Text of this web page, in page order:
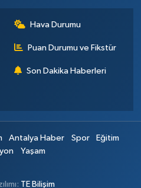
Hava Durumu
Puan Durumu ve Fikstür
Son Dakika Haberleri
Antalya Haber Spor
Eğitim
Yaşam
TE Bilişim